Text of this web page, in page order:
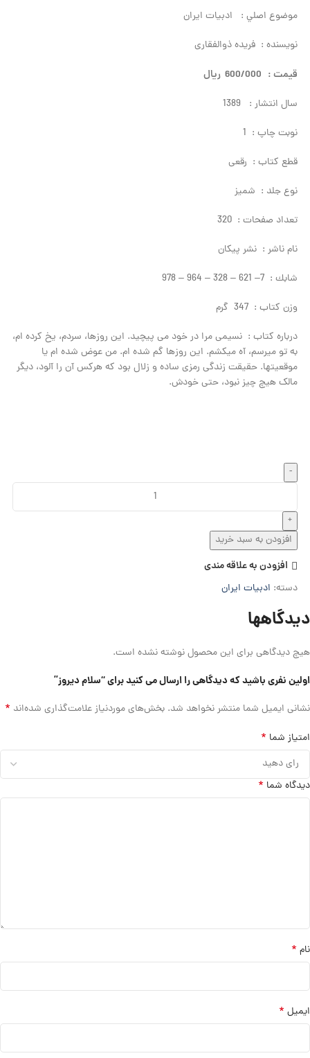
موضوع اصلي : ادبیات ایران
نويسنده : فریده ذوالفقاری
قيمت : 600/000 ريال
سال انتشار : 1389
نوبت چاپ : 1
قطع كتاب : رقعی
نوع جلد : شمیز
تعداد صفحات : 320
نام ناشر : نشر پيكان
شابك : 7– 621 – 328 – 964 – 978
وزن كتاب : 347 گرم
درباره كتاب : نسیمی مرا در خود می­ پیچید. این روزها، سردم، یخ کرده ­ام،
به تو میرسم، آه می­کشم. این روزها گم شده­ ام. من عوض شده ­ام یا
موقعیتها. حقیقت زندگی رمزی ساده و زلال بود که هرکس آن را آلود، دیگر
مالک هیچ ­چیز نبود، حتی خودش.
افزودن به سبد خرید
افزودن به علاقه مندی
دسته: ادبیات ایران
دیدگاهها
هیچ دیدگاهی برای این محصول نوشته نشده است.
اولین نفری باشید که دیدگاهی را ارسال می کنید برای “سلام دیروز”
نشانی ایمیل شما منتشر نخواهد شد. بخش‌های موردنیاز علامت‌گذاری شده‌اند *
امتیاز شما *
دیدگاه شما *
نام *
ایمیل *